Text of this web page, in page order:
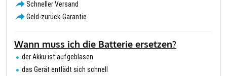
Schneller Versand
Geld-zurück-Garantie
Wann muss ich die Batterie ersetzen?
der Akku ist aufgeblasen
das Gerät entlädt sich schnell